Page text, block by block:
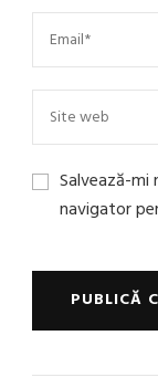
Salvează-mi
navigator